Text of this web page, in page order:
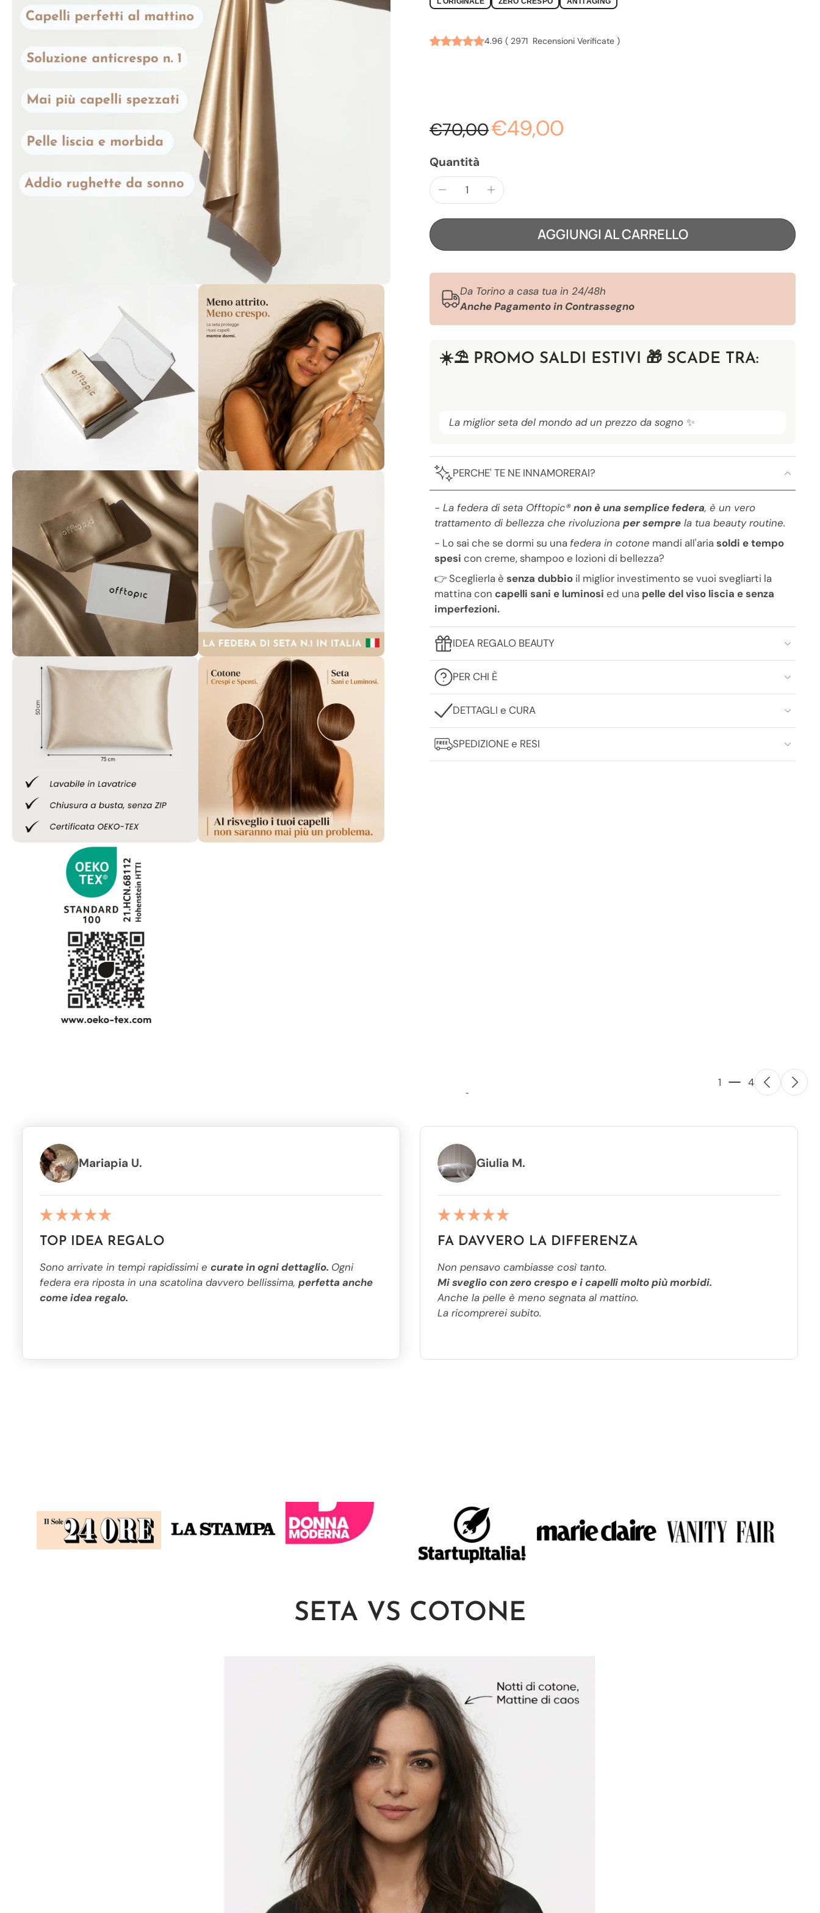
4.96 ( 2971 Recensioni Verificate )
€70,00€49,00
Quantità
AGGIUNGI AL CARRELLO
Da Torino a casa tua in 24/48h
Anche Pagamento in Contrassegno
☀️​⛱️​ PROMO SALDI ESTIVI 🎁 SCADE TRA:
La miglior seta del mondo ad un prezzo da sogno ✨
PERCHE' TE NE INNAMORERAI?
- La federa di seta Offtopic®️non è una semplice federa, è un vero
trattamento di bellezza che rivoluziona per sempre la tua beauty routine.
- Lo sai che se dormi su una federa in cotone mandi all'ariasoldi e tempo
spesi con creme, shampoo e lozioni di bellezza?
👉 Sceglierla è senza dubbio il miglior investimento se vuoi svegliarti la
mattina con capelli sani e luminosi ed una pelle del viso liscia e senza
imperfezioni.
IDEA REGALO BEAUTY
PER CHI È
DETTAGLI e CURA
SPEDIZIONE e RESI
1 4
Mariapia U.
TOP IDEA REGALO
Sono arrivate in tempi rapidissimi e curate in ogni dettaglio. Ogni
federa era riposta in una scatolina davvero bellissima, perfetta anche
come idea regalo.
Giulia M.
FA DAVVERO LA DIFFERENZA
Non pensavo cambiasse così tanto.
Mi sveglio con zero crespo e i capelli molto più morbidi.
Anche la pelle è meno segnata al mattino.
La ricomprerei subito.
SETA VS COTONE